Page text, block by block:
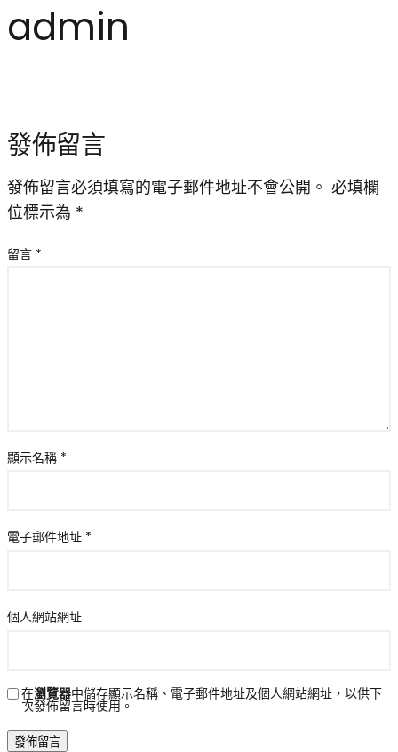
admin
發佈留言
發佈留言必須填寫的電子郵件地址不會公開。 必填欄
位標示為 *
留言 *
顯示名稱 *
電子郵件地址 *
個人網站網址
在瀏覽器中儲存顯示名稱、電子郵件地址及個人網站網址，以供下
次發佈留言時使用。